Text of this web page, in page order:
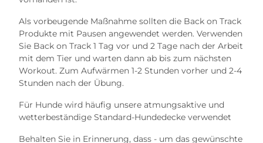
Als vorbeugende Maßnahme sollten die Back on Track
Produkte mit Pausen angewendet werden. Verwenden
Sie Back on Track 1 Tag vor und 2 Tage nach der Arbeit
mit dem Tier und warten dann ab bis zum nächsten
Workout. Zum Aufwärmen 1-2 Stunden vorher und 2-4
Stunden nach der Übung.
Für Hunde wird häufig unsere atmungsaktive und
wetterbeständige Standard-Hundedecke verwendet
Behalten Sie in Erinnerung, dass - um das gewünschte